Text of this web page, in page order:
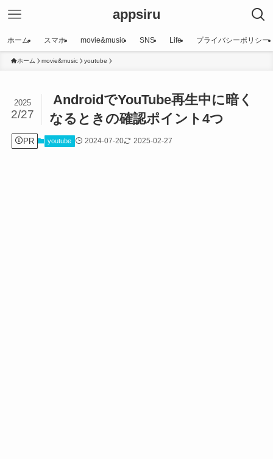
appsiru
ホーム スマホ movie&music SNS Life プライバシーポリシー
ホーム movie&music youtube
AndroidでYouTube再生中に暗く
なるときの確認ポイント4つ
2025
2/27
PR youtube 2024-07-20 2025-02-27